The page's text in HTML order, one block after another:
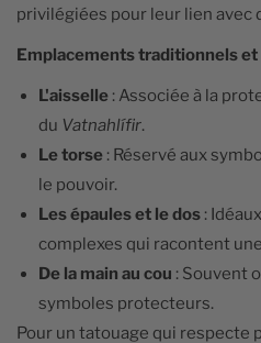
privilégiées pour leur lien avec
Emplacements traditionnels
L'aisselle : Associée à la
du Vatnahlífir.
Le torse : Réservé aux
le pouvoir.
Les épaules et le dos :
complexes qui racontent
De la main au cou : Souvent
symboles protecteurs.
Pour un tatouage qui respecte